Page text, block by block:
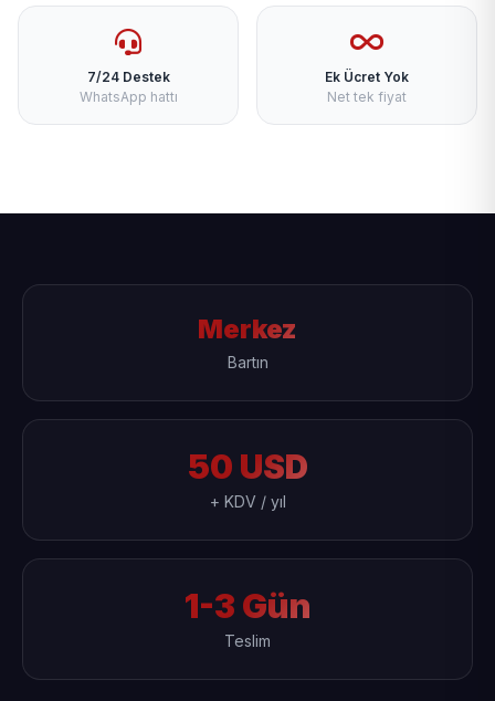
7/24 Destek
WhatsApp hattı
Ek Ücret Yok
Net tek fiyat
Merkez
Bartın
50 USD
+ KDV / yıl
1-3 Gün
Teslim